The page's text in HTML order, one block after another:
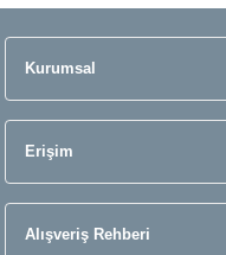
Kurumsal
Erişim
Alışveriş Rehberi